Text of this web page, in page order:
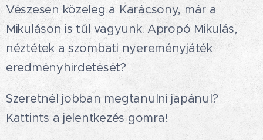
Vészesen közeleg a Karácsony, már a
Mikuláson is túl vagyunk. Apropó Mikulás,
néztétek a szombati nyereményjáték
eredményhirdetését? 😏
Szeretnél jobban megtanulni japánul?
Kattints a jelentkezés gomra!